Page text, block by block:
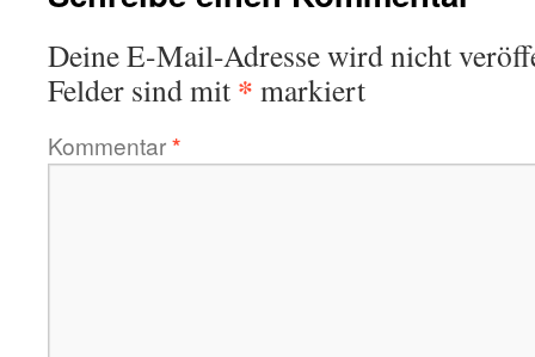
Deine E-Mail-Adresse wird nicht
Felder sind mit * markiert
Kommentar*